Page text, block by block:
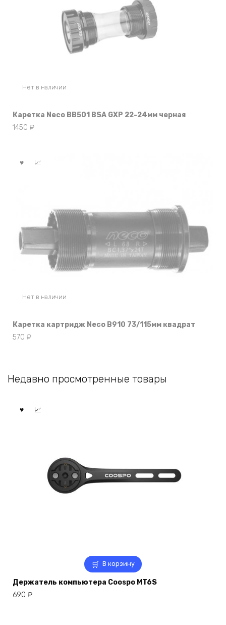
Нет в наличии
Каретка Neco BB501 BSA GXP 22-24мм черная
1450 ₽
Нет в наличии
Каретка картридж Neco B910 73/115мм квадрат
570 ₽
Недавно просмотренные товары
В корзину
Держатель компьютера Coospo MT6S
690 ₽